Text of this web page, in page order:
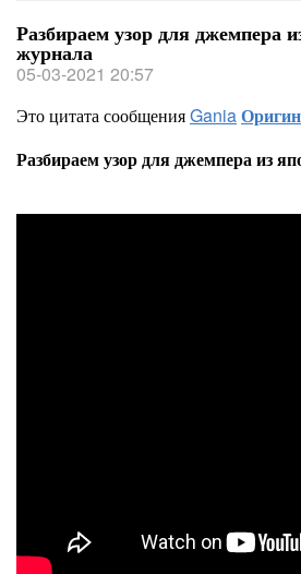
Разбираем узор для джемпера
журнала
05-03-2021 20:57
Это цитата сообщенияGania
Разбираем узор для джемпера из